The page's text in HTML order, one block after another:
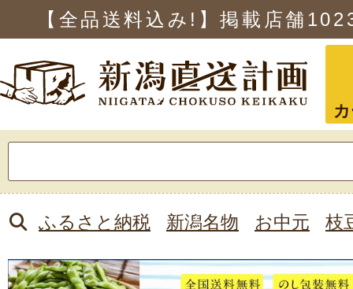
【全品送料込み!】掲載店舗
索:
ふるさと納税 新潟名物 お中元 枝